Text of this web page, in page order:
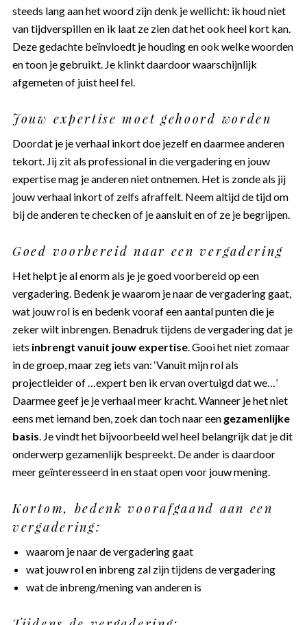
steeds lang aan het woord zijn denk je wellicht: ik houd niet
van tijdverspillen en ik laat ze zien dat het ook heel kort kan.
Deze gedachte beïnvloedt je houding en ook welke woorden
en toon je gebruikt. Je klinkt daardoor waarschijnlijk
afgemeten of juist heel fel.
Jouw expertise moet gehoord worden
Doordat je je verhaal inkort doe jezelf en daarmee anderen
tekort. Jij zit als professional in die vergadering en jouw
expertise mag je anderen niet ontnemen. Het is zonde als jij
jouw verhaal inkort of zelfs afraffelt. Neem altijd de tijd om
bij de anderen te checken of je aansluit en of ze je begrijpen.
Goed voorbereid naar een vergadering
Het helpt je al enorm als je je goed voorbereid op een
vergadering. Bedenk je waarom je naar de vergadering gaat,
wat jouw rol is en bedenk vooraf een aantal punten die je
zeker wilt inbrengen. Benadruk tijdens de vergadering dat je
iets inbrengt vanuit jouw expertise . Gooi het niet zomaar
in de groep, maar zeg iets van: ‘Vanuit mijn rol als
projectleider of …expert ben ik ervan overtuigd dat we…’
Daarmee geef je je verhaal meer kracht. Wanneer je het niet
eens met iemand ben, zoek dan toch naar een gezamenlijke
basis . Je vindt het bijvoorbeeld wel heel belangrijk dat je dit
onderwerp gezamenlijk bespreekt. De ander is daardoor
meer geïnteresseerd in en staat open voor jouw mening.
Kortom, bedenk voorafgaand aan een
vergadering:
waarom je naar de vergadering gaat
wat jouw rol en inbreng zal zijn tijdens de vergadering
wat de inbreng/mening van anderen is